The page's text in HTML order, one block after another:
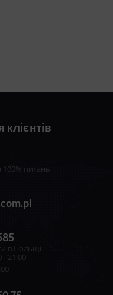
100% питань
в Польщі
- 21:00